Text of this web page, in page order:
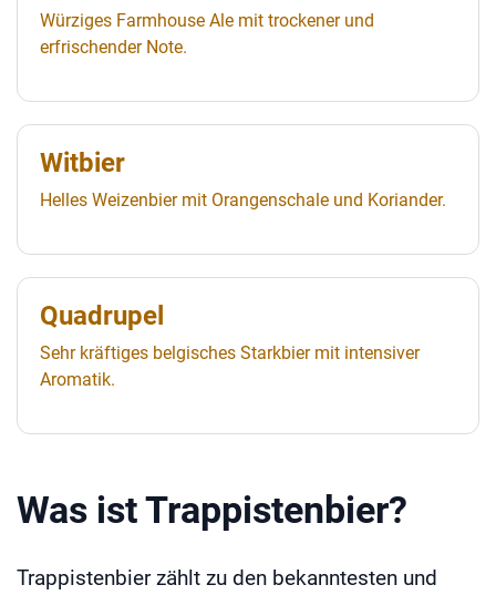
Würziges Farmhouse Ale mit trockener und
erfrischender Note.
Witbier
Helles Weizenbier mit Orangenschale und Koriander.
Quadrupel
Sehr kräftiges belgisches Starkbier mit intensiver
Aromatik.
Was ist Trappistenbier?
Trappistenbier zählt zu den bekanntesten und